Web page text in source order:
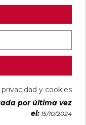
PVP
VER MÁS
y cookies
por última vez
el: 15/10/2024